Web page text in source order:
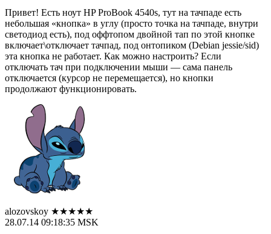
Привет! Есть ноут HP ProBook 4540s, тут на тачпаде есть
небольшая «кнопка» в углу (просто точка на тачпаде, внутри
светодиод есть), под оффтопом двойной тап по этой кнопке
включает\отключает тачпад, под онтопиком (Debian jessie/sid)
эта кнопка не работает. Как можно настроить? Если
отключать тач при подключении мыши — сама панель
отключается (курсор не перемещается), но кнопки
продолжают функционировать.
alozovskoy ★★★★★
28.07.14 09:18:35 MSK